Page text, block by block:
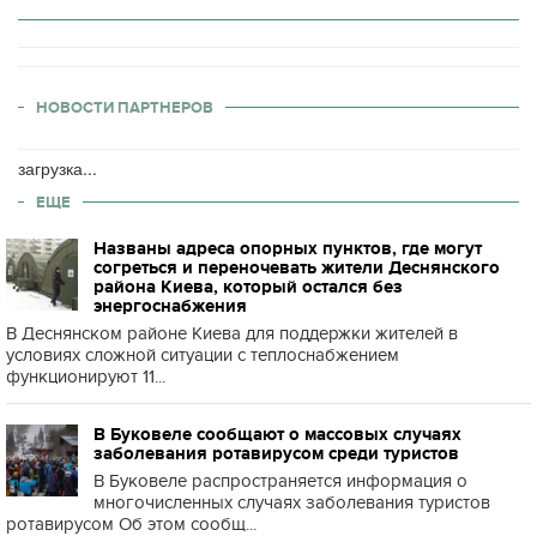
НОВОСТИ ПАРТНЕРОВ
загрузка...
ЕЩЕ
Названы адреса опорных пунктов, где могут
согреться и переночевать жители Деснянского
района Киева, который остался без
энергоснабжения
В Деснянском районе Киева для поддержки жителей в
условиях сложной ситуации с теплоснабжением
функционируют 11...
В Буковеле сообщают о массовых случаях
заболевания ротавирусом среди туристов
В Буковеле распространяется информация о
многочисленных случаях заболевания туристов
ротавирусом Об этом сообщ...